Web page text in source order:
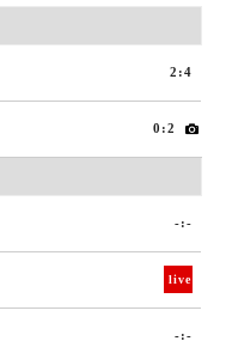
2:4
0:2
-:-
live
-:-